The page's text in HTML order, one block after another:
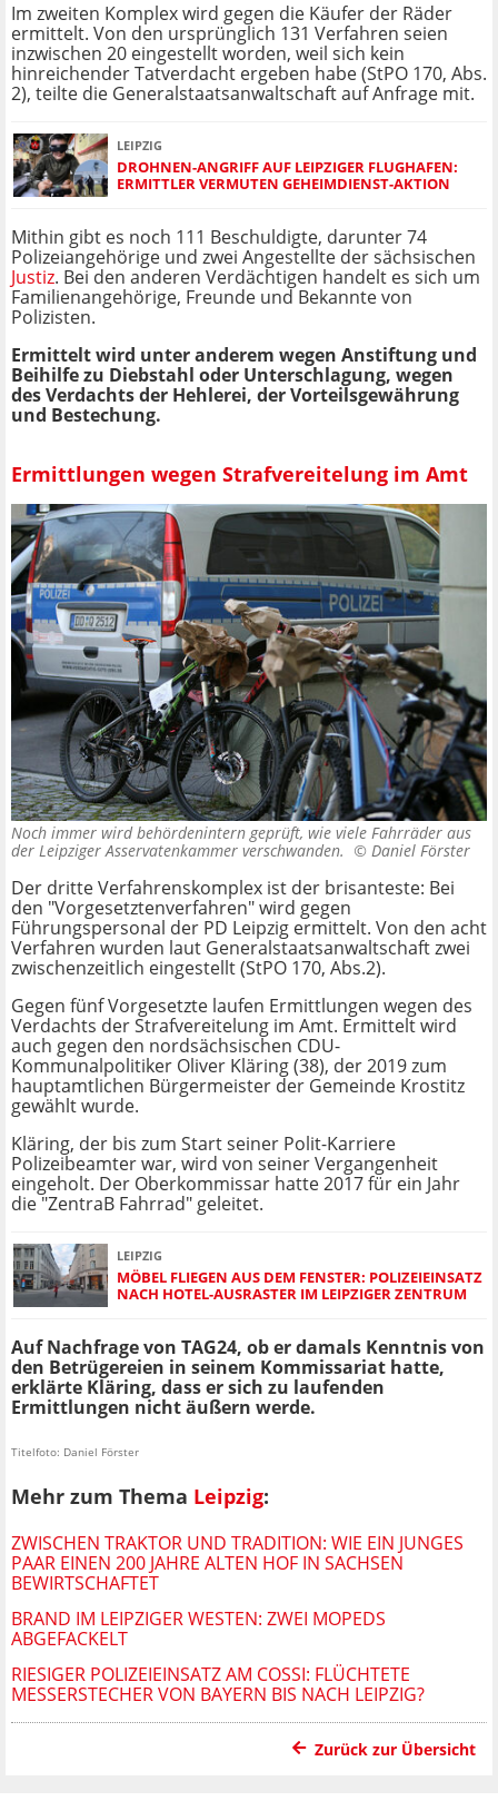
Im zweiten Komplex wird gegen die Käufer der Räder
ermittelt. Von den ursprünglich 131 Verfahren seien
inzwischen 20 eingestellt worden, weil sich kein
hinreichender Tatverdacht ergeben habe (StPO 170, Abs.
2), teilte die Generalstaatsanwaltschaft auf Anfrage mit.
LEIPZIG
DROHNEN-ANGRIFF AUF LEIPZIGER FLUGHAFEN:
ERMITTLER VERMUTEN GEHEIMDIENST-AKTION
Mithin gibt es noch 111 Beschuldigte, darunter 74
Polizeiangehörige und zwei Angestellte der sächsischen
Justiz. Bei den anderen Verdächtigen handelt es sich um
Familienangehörige, Freunde und Bekannte von
Polizisten.
Ermittelt wird unter anderem wegen Anstiftung und
Beihilfe zu Diebstahl oder Unterschlagung, wegen
des Verdachts der Hehlerei, der Vorteilsgewährung
und Bestechung.
Ermittlungen wegen Strafvereitelung im Amt
Noch immer wird behördenintern geprüft, wie viele Fahrräder aus
der Leipziger Asservatenkammer verschwanden. © Daniel Förster
Der dritte Verfahrenskomplex ist der brisanteste: Bei
den "Vorgesetztenverfahren" wird gegen
Führungspersonal der PD Leipzig ermittelt. Von den acht
Verfahren wurden laut Generalstaatsanwaltschaft zwei
zwischenzeitlich eingestellt (StPO 170, Abs.2).
Gegen fünf Vorgesetzte laufen Ermittlungen wegen des
Verdachts der Strafvereitelung im Amt. Ermittelt wird
auch gegen den nordsächsischen CDU-
Kommunalpolitiker Oliver Kläring (38), der 2019 zum
hauptamtlichen Bürgermeister der Gemeinde Krostitz
gewählt wurde.
Kläring, der bis zum Start seiner Polit-Karriere
Polizeibeamter war, wird von seiner Vergangenheit
eingeholt. Der Oberkommissar hatte 2017 für ein Jahr
die "ZentraB Fahrrad" geleitet.
LEIPZIG
MÖBEL FLIEGEN AUS DEM FENSTER: POLIZEIEINSATZ
NACH HOTEL-AUSRASTER IM LEIPZIGER ZENTRUM
Auf Nachfrage von TAG24, ob er damals Kenntnis von
den Betrügereien in seinem Kommissariat hatte,
erklärte Kläring, dass er sich zu laufenden
Ermittlungen nicht äußern werde.
Titelfoto: Daniel Förster
Mehr zum Thema Leipzig:
ZWISCHEN TRAKTOR UND TRADITION: WIE EIN JUNGES
PAAR EINEN 200 JAHRE ALTEN HOF IN SACHSEN
BEWIRTSCHAFTET
BRAND IM LEIPZIGER WESTEN: ZWEI MOPEDS
ABGEFACKELT
RIESIGER POLIZEIEINSATZ AM COSSI: FLÜCHTETE
MESSERSTECHER VON BAYERN BIS NACH LEIPZIG?
Zurück zur Übersicht